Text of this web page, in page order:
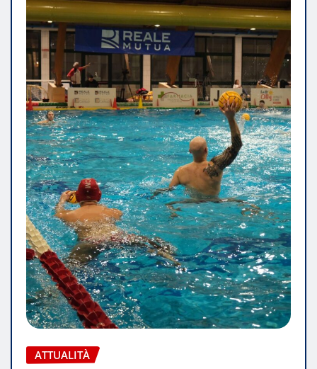
ATTUALITÀ